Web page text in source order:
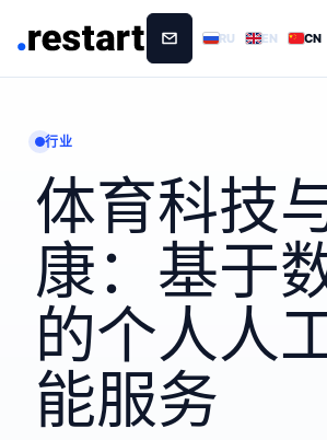
RU EN CN
行业
体育科技
康：基于
的个人人
能服务